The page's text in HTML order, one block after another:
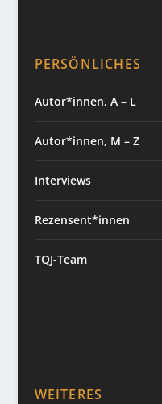
PERSÖNLICHES
Autor*innen, A – L
Autor*innen, M – Z
Interviews
Rezensent*innen
TQJ-Team
WEITERES